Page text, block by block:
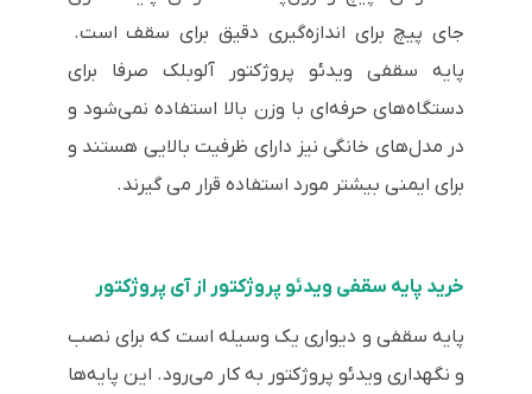
جای پیچ برای اندازه‌گیری دقیق برای سقف است.
پایه سقفی ویدئو پروژکتور آلوبلک صرفا برای
دستگاه‌های حرفه‌ای با وزن بالا استفاده نمی‌شود و
در مدل‌های خانگی نیز دارای ظرفیت بالایی هستند و
برای ایمنی بیشتر مورد استفاده قرار می گیرند.
خرید پایه سقفی ویدئو پروژکتور از آی پروژکتور
پایه سقفی و دیواری یک وسیله است که برای نصب
و نگهداری ویدئو پروژکتور به کار می‌رود. این پایه‌ها